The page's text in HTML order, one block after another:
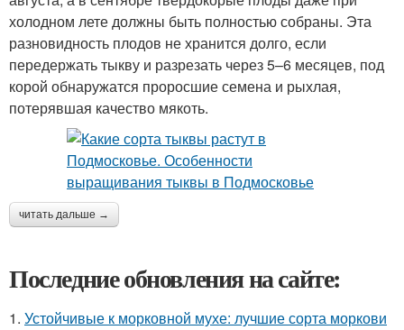
холодном лете должны быть полностью собраны. Эта
разновидность плодов не хранится долго, если
передержать тыкву и разрезать через 5–6 месяцев, под
корой обнаружатся проросшие семена и рыхлая,
потерявшая качество мякоть.
читать дальше →
Последние обновления на сайте:
1. Устойчивые к морковной мухе: лучшие сорта моркови